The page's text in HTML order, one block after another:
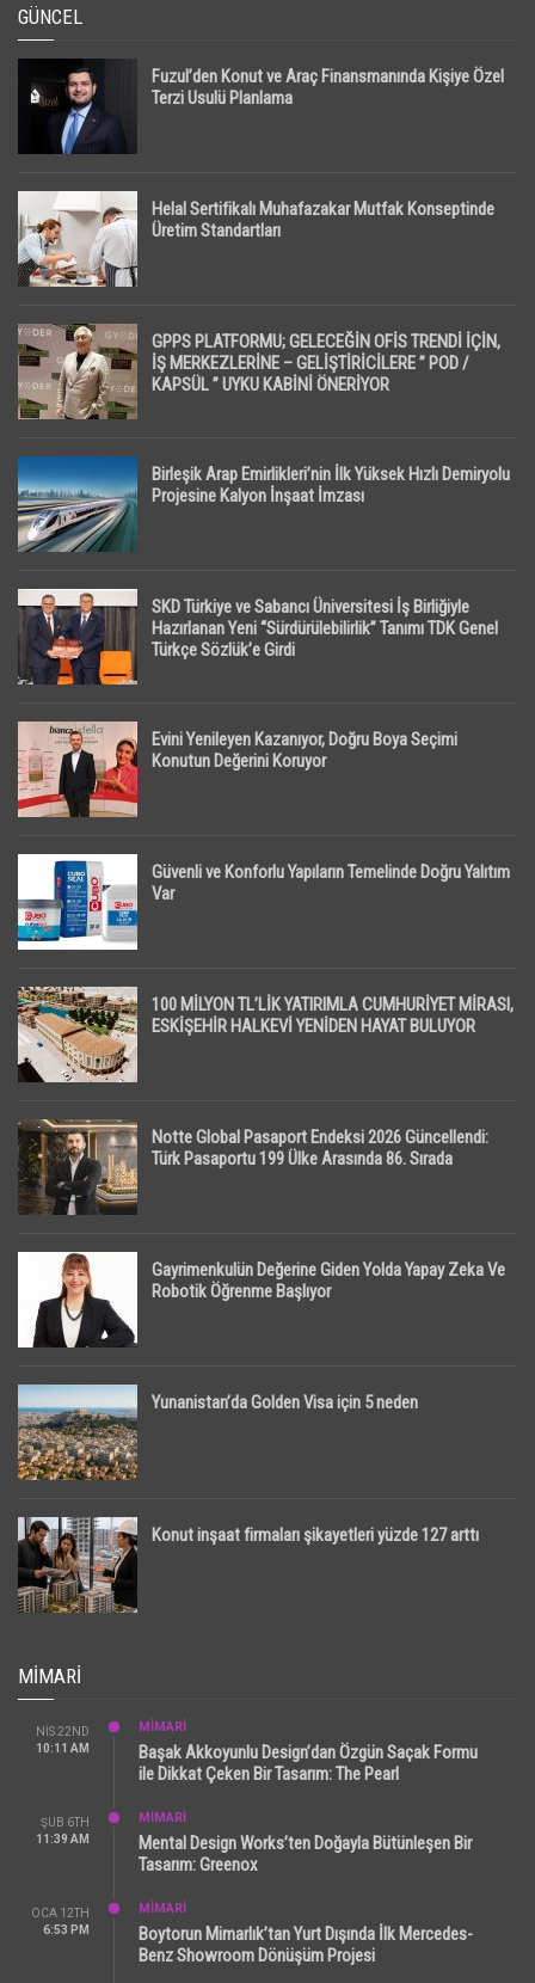
GÜNCEL
Fuzul’den Konut ve Araç Finansmanında Kişiye Özel
Terzi Usulü Planlama
Helal Sertifikalı Muhafazakar Mutfak Konseptinde
Üretim Standartları
GPPS PLATFORMU; GELECEĞİN OFİS TRENDİ İÇİN,
İŞ MERKEZLERİNE – GELİŞTİRİCİLERE ” POD /
KAPSÜL ” UYKU KABİNİ ÖNERİYOR
Birleşik Arap Emirlikleri’nin İlk Yüksek Hızlı Demiryolu
Projesine Kalyon İnşaat İmzası
SKD Türkiye ve Sabancı Üniversitesi İş Birliğiyle
Hazırlanan Yeni “Sürdürülebilirlik” Tanımı TDK Genel
Türkçe Sözlük’e Girdi
Evini Yenileyen Kazanıyor, Doğru Boya Seçimi
Konutun Değerini Koruyor
Güvenli ve Konforlu Yapıların Temelinde Doğru Yalıtım
Var
100 MİLYON TL’LİK YATIRIMLA CUMHURİYET MİRASI,
ESKİŞEHİR HALKEVİ YENİDEN HAYAT BULUYOR
Notte Global Pasaport Endeksi 2026 Güncellendi:
Türk Pasaportu 199 Ülke Arasında 86. Sırada
Gayrimenkulün Değerine Giden Yolda Yapay Zeka Ve
Robotik Öğrenme Başlıyor
Yunanistan’da Golden Visa için 5 neden
Konut inşaat firmaları şikayetleri yüzde 127 arttı
MIMARI
NIS 22ND
10:11 AM
MİMARİ
Başak Akkoyunlu Design’dan Özgün Saçak Formu
ile Dikkat Çeken Bir Tasarım: The Pearl
ŞUB 6TH
11:39 AM
MİMARİ
Mental Design Works’ten Doğayla Bütünleşen Bir
Tasarım: Greenox
OCA 12TH
6:53 PM
MİMARİ
Boytorun Mimarlık’tan Yurt Dışında İlk Mercedes-
Benz Showroom Dönüşüm Projesi